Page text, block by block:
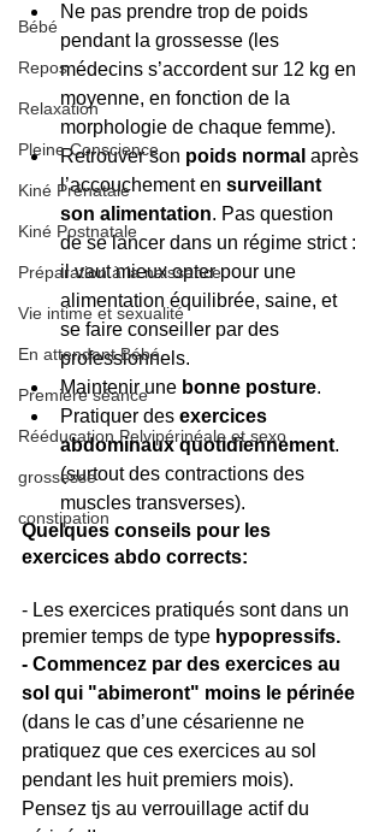
Bébé
Repos
Relaxation
Pleine Conscience
Kiné Prénatale
Kiné Postnatale
Préparation à la naissance
Vie intime et sexualité
En attendant Bébé
Première séance
Rééducation Pelvipérinéale et sexo
grossesse
constipation
Ne pas prendre trop de poids
pendant la grossesse (les
médecins s’accordent sur 12 kg en
moyenne, en fonction de la
morphologie de chaque femme).
Retrouver son poids normal après
l’accouchement en surveillant
son alimentation. Pas question
de se lancer dans un régime strict :
il vaut mieux opter pour une
alimentation équilibrée, saine, et
se faire conseiller par des
professionnels.
Maintenir une bonne posture.
Pratiquer des exercices
abdominaux quotidiennement.
(surtout des contractions des
muscles transverses).
Quelques conseils pour les
exercices abdo corrects:
- Les exercices pratiqués sont dans un
premier temps de type hypopressifs.
- Commencez par des exercices au
sol qui "abimeront" moins le périnée
(dans le cas d’une césarienne ne
pratiquez que ces exercices au sol
pendant les huit premiers mois).
Pensez tjs au verrouillage actif du